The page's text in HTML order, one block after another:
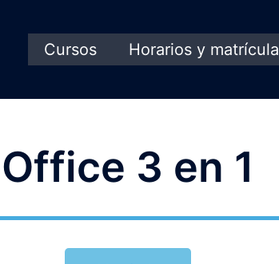
Cursos Horarios y matrícula
Office 3 en 1